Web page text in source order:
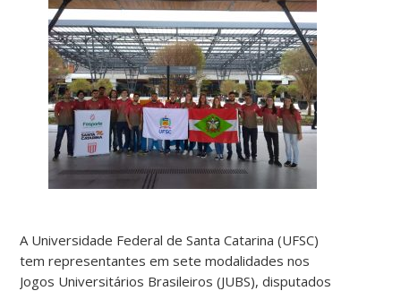
A Universidade Federal de Santa Catarina (UFSC)
tem representantes em sete modalidades nos
Jogos Universitários Brasileiros (JUBS), disputados